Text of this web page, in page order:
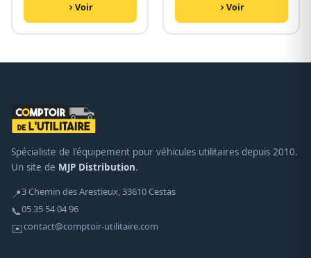
Voir Voir
Spécialiste de l'équipement pour véhicules utilitaires depuis 2010.
Un site de MJP Distribution.
📍3 Chemin des Arestieux, 33610 Cestas
📞05 35 54 04 96
✉️contact@comptoir-utilitaire.com